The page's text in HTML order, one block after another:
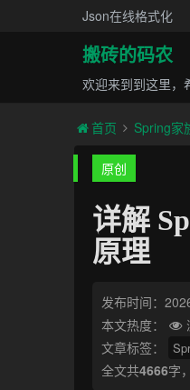
Json在线格式化
搬砖的码农
欢迎来到到这里，
首页 Spring家
原创
详解
原理
发布时间：
本文热度：
文章标签：
全文共4666字